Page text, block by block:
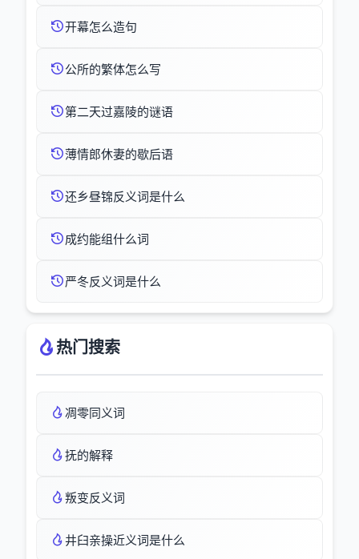
开幕怎么造句
公所的繁体怎么写
第二天过嘉陵的谜语
薄情郎休妻的歇后语
还乡昼锦反义词是什么
成约能组什么词
严冬反义词是什么
热门搜索
凋零同义词
抚的解释
叛变反义词
井臼亲操近义词是什么